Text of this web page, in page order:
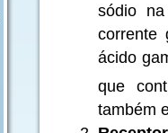
sódio
corrente
ácido
que
também